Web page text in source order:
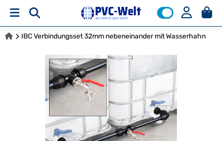
IBC Verbindungsset 32mm nebeneinander mit Wasserhahn